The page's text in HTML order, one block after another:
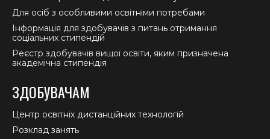
Для осіб з особливими освітніми потребами
Інформація для здобувачів з питань отримання
соціальних стипендій
Реєстр здобувачів вищої освіти, яким призначена
академічна стипендія
ЗДОБУВАЧАМ
Центр освітніх дистанційних технологій
Розклад занять